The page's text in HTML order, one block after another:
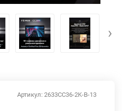
›
Артикул: 2633CC36-2K-B-13